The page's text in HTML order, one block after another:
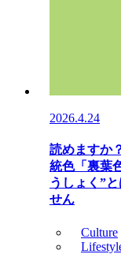
2026.4.24
読めますか
統色「裏葉
うしょく”
せん
Culture